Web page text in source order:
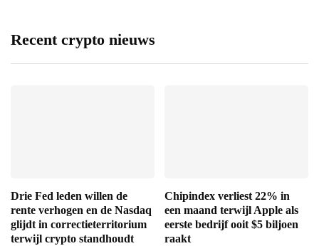
Recent crypto nieuws
Drie Fed leden willen de
rente verhogen en de Nasdaq
glijdt in correctieterritorium
terwijl crypto standhoudt
Chipindex verliest 22% in
een maand terwijl Apple als
eerste bedrijf ooit $5 biljoen
raakt